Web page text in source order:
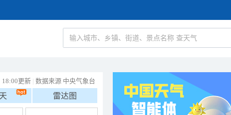
18:00更新 | 数据来源 中央气象台
雷达图